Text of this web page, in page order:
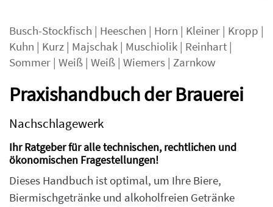
Busch-Stockfisch | Heeschen | Horn | Kleiner | Kropp |
Kuhn | Kurz | Majschak | Muschiolik | Reinhart |
Sommer | Weiß | Weiß | Wiemers | Zarnkow
Praxishandbuch der Brauerei
Nachschlagewerk
Ihr Ratgeber für alle technischen, rechtlichen und
ökonomischen Fragestellungen!
Dieses Handbuch ist optimal, um Ihre Biere,
Biermischgetränke und alkoholfreien Getränke